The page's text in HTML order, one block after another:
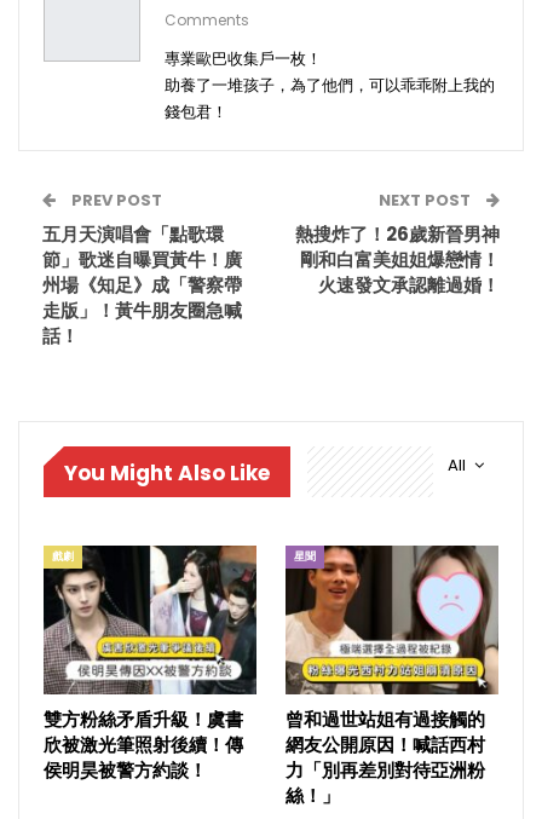
Comments
專業歐巴收集戶一枚！
助養了一堆孩子，為了他們，可以乖乖附上我的
錢包君！
PREV POST
五月天演唱會「點歌環
節」歌迷自曝買黃牛！廣
州場《知足》成「警察帶
走版」！黃牛朋友圈急喊
話！
NEXT POST
熱搜炸了！26歲新晉男神
剛和白富美姐姐爆戀情！
火速發文承認離過婚！
All
You Might Also Like
戲劇
雙方粉絲矛盾升級！虞書
欣被激光筆照射後續！傳
侯明昊被警方約談！
星聞
曾和過世站姐有過接觸的
網友公開原因！喊話西村
力「別再差別對待亞洲粉
絲！」